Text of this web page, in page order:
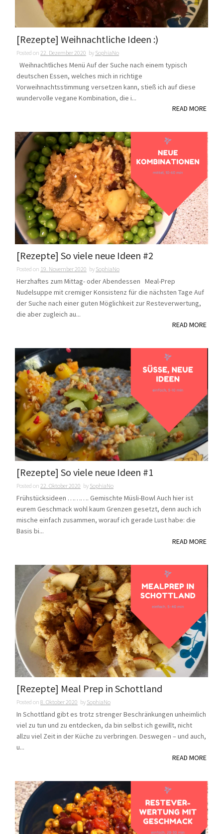
[Rezepte] Weihnachtliche Ideen :)
Posted on 22. Dezember 2020 by SophiaNo
Weihnachtliches Menü Auf der Suche nach einem typisch
deutschen Essen, welches mich in richtige
Vorweihnachtsstimmung versetzen kann, stieß ich auf diese
wundervolle vegane Kombination, die i...
READ MORE
[Rezepte] So viele neue Ideen #2
Posted on 19. November 2020 by SophiaNo
Herzhaftes zum Mittag- oder Abendessen Meal-Prep
Nudelsuppe mit cremiger Konsistenz für die nächsten Tage Auf
der Suche nach einer guten Möglichkeit zur Resteverwertung,
die aber zugleich au...
READ MORE
[Rezepte] So viele neue Ideen #1
Posted on 22. Oktober 2020 by SophiaNo
Frühstücksideen ………. Gemischte Müsli-Bowl Auch hier ist
eurem Geschmack wohl kaum Grenzen gesetzt, denn auch ich
mische einfach zusammen, worauf ich gerade Lust habe: die
Basis bi...
READ MORE
[Rezepte] Meal Prep in Schottland
Posted on 8. Oktober 2020 by SophiaNo
In Schottland gibt es trotz strenger Beschränkungen unheimlich
viel zu tun und zu entdecken, da bin selbst ich gewillt, nicht
allzu viel Zeit in der Küche zu verbringen. Deswegen – und auch,
u...
READ MORE